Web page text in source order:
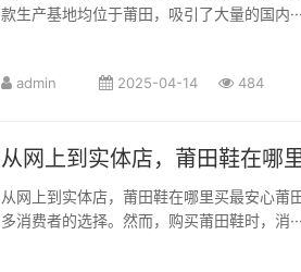
款生产基地均位于莆田，吸引了大量的国内···
admin 2025-04-14 484
从网上到实体店，莆田鞋在哪
从网上到实体店，莆田鞋在哪里买最安心
多消费者的选择。然而，购买莆田鞋时，消···